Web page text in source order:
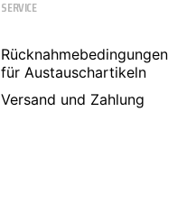
SERVICE
Rücknahmebedingungen
für Austauschartikeln
Versand und Zahlung